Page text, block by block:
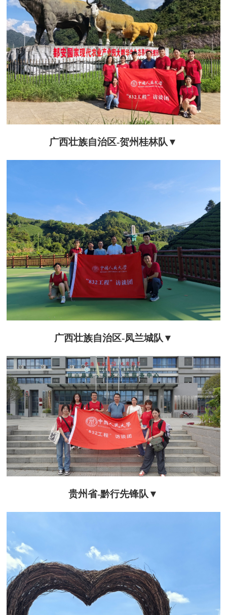
广西壮族自治区-贺州桂林队▼
广西壮族自治区-凤兰城队 ▼
贵州省-黔行先锋队 ▼